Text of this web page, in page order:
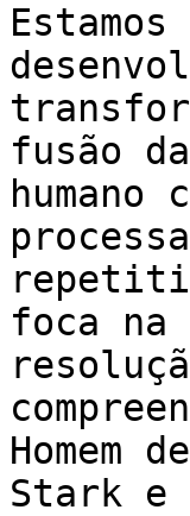
fusão
foca na
Homem
Stark